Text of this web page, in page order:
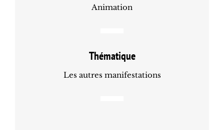
Animation
Thématique
Les autres manifestations